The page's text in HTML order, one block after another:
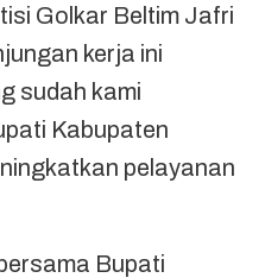
Golkar Beltim Jafri
kerja ini
sudah kami
Kabupaten
pelayanan
Bupati